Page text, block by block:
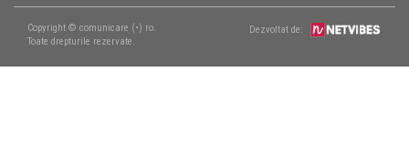
Copyright © comunicare (•) ro.
Toate drepturile rezervate.
Dezvoltat de: